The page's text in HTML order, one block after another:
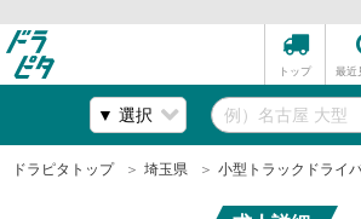
トップ 最近
ドラピタトップ 埼玉県 小型トラックドライ